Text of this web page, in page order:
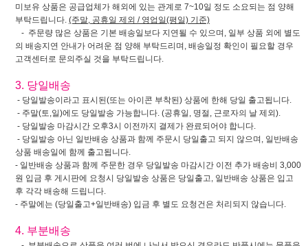
미보유 상품은 공급업체가 해외에 있는 관계로 7~10일 정도 소요되는 점 양해
부탁드립니다. (주말, 공휴일 제외 / 영업일(평일) 기준)
- 주문량 많은 상품은 기본 배송일보다 지연될 수 있으며, 일부 상품 외에 별도
의 배송지연 안내가 어려운 점 양해 부탁드리며, 배송일정 확인이 필요할 경우
고객센터로 문의주실 것을 부탁드립니다.
3. 당일배송
- 당일발송이라고 표시된(또는 아이콘 부착된) 상품에 한해 당일 출고됩니다.
- 주말(토,일)에도 당일발송 가능합니다. (공휴일, 명절, 근로자의 날 제외).
- 당일발송 마감시간 오후3시 이전까지 결제가 완료되어야 합니다.
- 당일발송 아닌 일반배송 상품과 함께 주문시 당일출고 되지 않으며, 일반배송
상품 배송일에 함께 출고됩니다.
- 일반배송 상품과 함께 주문한 경우 당일발송 마감시간 이전 추가 배송비 3,000
원 입금 후 게시판에 요청시 당일발송 상품은 당일출고, 일반배송 상품은 입고
후 각각 배송해 드립니다.
- 주말에는 (당일출고+일반배송) 입금 후 별도 요청건은 처리되지 않습니다.
4. 부분배송